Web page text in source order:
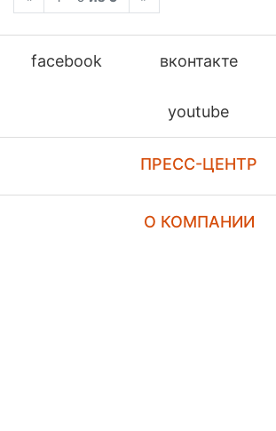
facebook вконтакте
youtube
ПРЕСС-ЦЕНТР
О КОМПАНИИ